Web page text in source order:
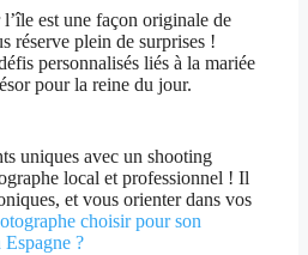
est une façon originale de
réserve plein de surprises !
personnalisés liés à la mariée
pour la reine du jour.
uniques avec un shooting
local et professionnel ! Il
et vous orienter dans vos
choisir pour son
?